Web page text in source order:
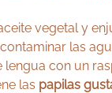
vegetal y
las
con un
las papilas